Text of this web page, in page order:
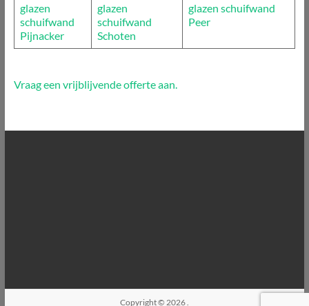
glazen
schuifwand
Pijnacker
glazen
schuifwand
Schoten
glazen schuifwand
Peer
Vraag een vrijblijvende offerte aan.
Copyright © 2026